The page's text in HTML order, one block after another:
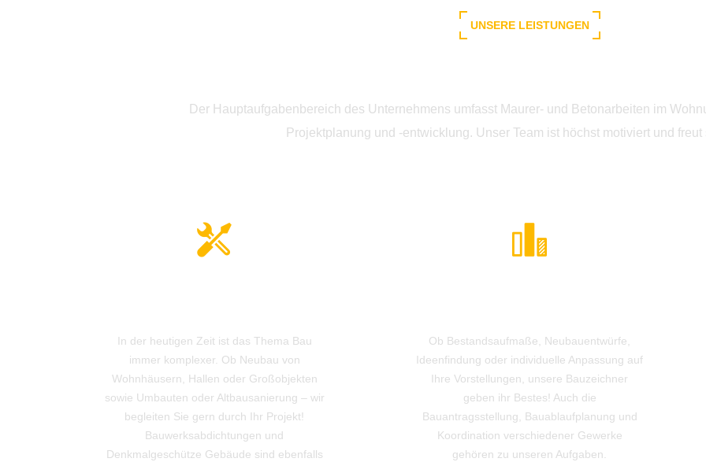
UNSERE LEISTUNGEN
Der Hauptaufgabenbereich des Unternehmens umfasst Maurer- und Betonarbeiten im
Projektplanung und -entwicklung. Unser Team ist höchst motiviert und freut
In der heutigen Zeit ist das Thema Bau
immer komplexer. Ob Neubau von
Wohnhäusern, Hallen oder Großobjekten
sowie Umbauten oder Altbausanierung – wir
begleiten Sie gern durch Ihr Projekt!
Bauwerksabdichtungen und
Denkmalgeschütze Gebäude sind ebenfalls
Ob Bestandsaufmaße, Neubauentwürfe,
Ideenfindung oder individuelle Anpassung auf
Ihre Vorstellungen, unsere Bauzeichner
geben ihr Bestes! Auch die
Bauantragsstellung, Bauablaufplanung und
Koordination verschiedener Gewerke
gehören zu unseren Aufgaben.